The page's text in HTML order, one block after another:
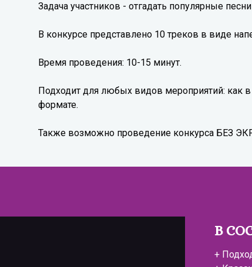
Задача участников - отгадать популярные
В конкурсе представлено 10 треков в виде
Время проведения: 10-15 минут.
Подходит для любых видов мероприятий: как
формате.
Также возможно проведение конкурса БЕЗ
В
+